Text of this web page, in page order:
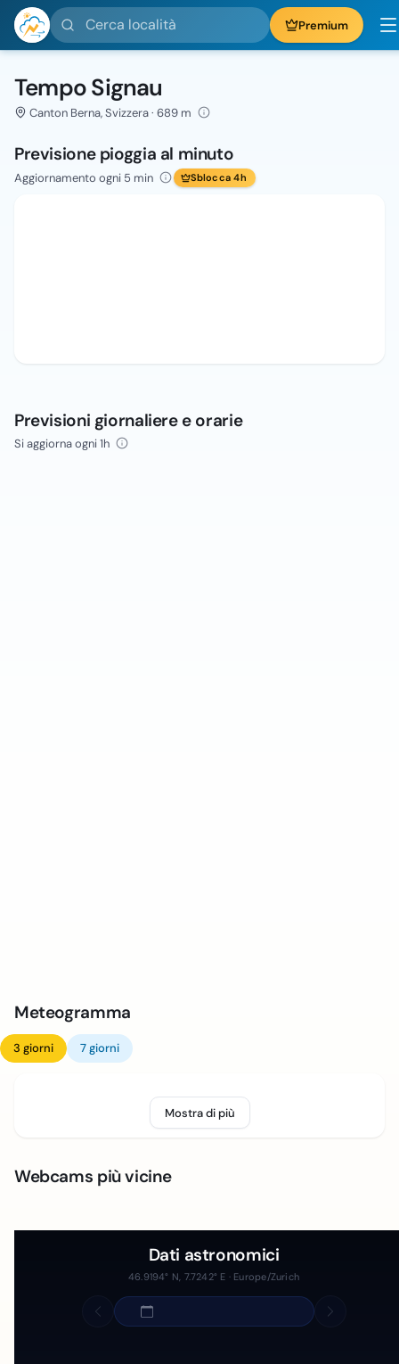
Cerca località Premium
Tempo Signau
Canton Berna, Svizzera · 689 m
Previsione pioggia al minuto
Aggiornamento ogni 5 min Sblocca 4h
Previsioni giornaliere e orarie
Si aggiorna ogni 1h
Meteogramma
3 giorni 7 giorni
Mostra di più
Webcams più vicine
Dati astronomici
46.9194° N, 7.7242° E · Europe/Zurich